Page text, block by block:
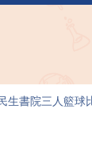
生書院三人籃球